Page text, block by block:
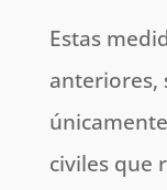
Estas
anteriores,
civiles que